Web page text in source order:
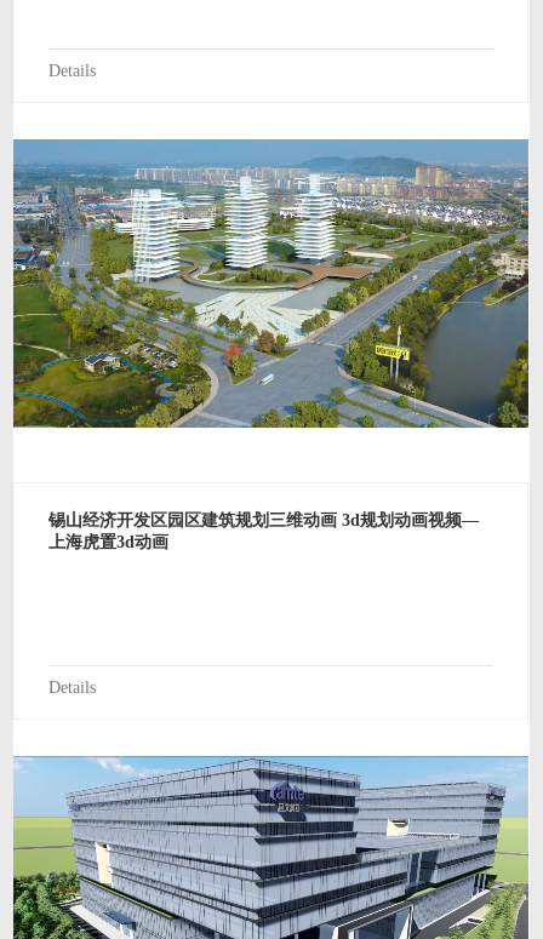
Details
锡山经济开发区园区建筑规划三维动画 3d规划动画视频—
上海虎置3d动画
Details